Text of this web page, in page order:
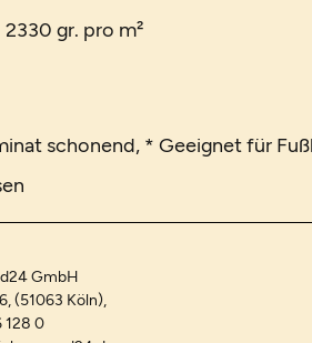
gr. pro m²
schonend, * Geeignet für
GmbH
(51063 Köln),
128 0